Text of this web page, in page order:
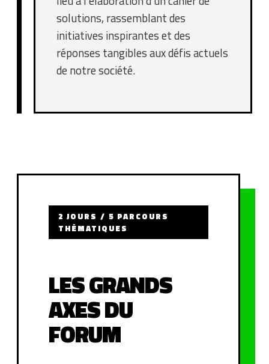
solutions, rassemblant des
initiatives inspirantes et des
réponses tangibles aux défis actuels
de notre société.
2 JOURS / 5 PARCOURS
THÉMATIQUES
LES GRANDS
AXES DU
FORUM